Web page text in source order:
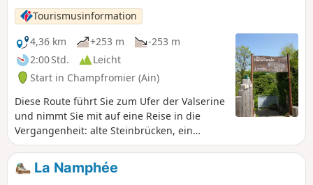
Tourismusinformation
4,36 km
+253 m
-253 m
2:00 Std.
Leicht
Start in Champfromier (Ain)
Diese Route führt Sie zum Ufer der Valserine
und nimmt Sie mit auf eine Reise in die
Vergangenheit: alte Steinbrücken, ein
Kraftwerk mit ungewöhnlicher Geschichte
und ein Zollhäuschen. Ein geheimnisvoller
und idyllischer Weg.
La Namphée